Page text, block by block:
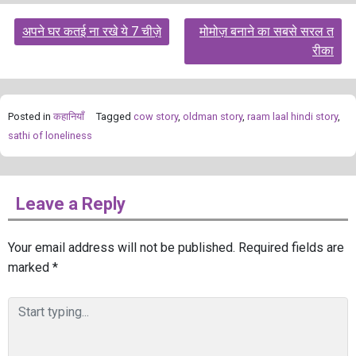
Post
navigation
अपने घर कतई ना रखे ये 7 चीज़े
मोमोज़ बनाने का सबसे सरल त
रीका
Posted in कहानियाँ Tagged cow story, oldman story, raam laal hindi story,
sathi of loneliness
Leave a Reply
Your email address will not be published. Required fields are
marked *